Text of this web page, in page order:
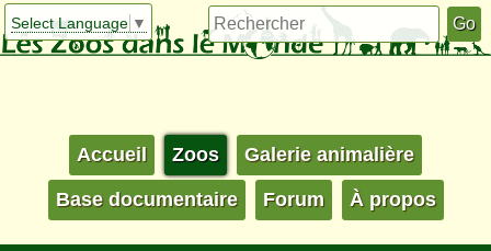
Select Language ▼
Accueil Zoos Galerie animalière
Base documentaire Forum À propos